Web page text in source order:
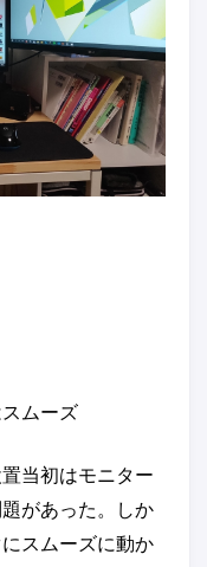
ムーズ
当初はモニター
があった。しか
スムーズに動か